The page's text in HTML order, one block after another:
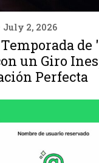
July 2, 2026
de
un Giro
Perfecta